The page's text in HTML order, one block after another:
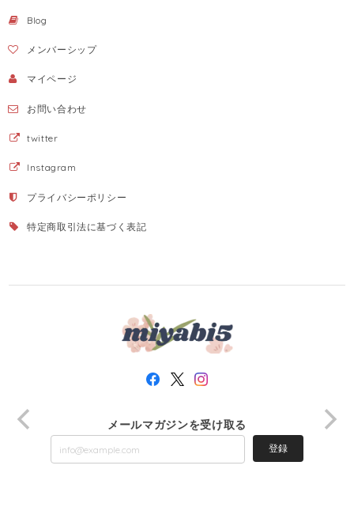
Blog
メンバーシップ
マイページ
お問い合わせ
twitter
Instagram
プライバシーポリシー
特定商取引法に基づく表記
メールマガジンを受け取る
登録